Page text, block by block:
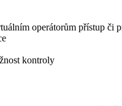
operátorům přístup či
kontroly